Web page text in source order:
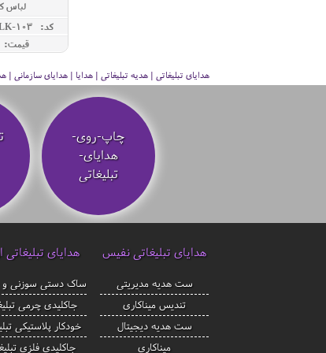
لباس
کد: PLK-103
قیمت:
هدایای تبلیغاتی | هدیه تبلیغاتی | هدایا | هدایای
چاپ-روی-
هدایای-
تبلیغاتی
هدایای تبلیغاتی نفیس
ست هدیه مدیریتی
تندیس میناکاری
ست هدیه دیجیتال
میناکاری
هدایای تبلیغاتی
ساک دستی سوزنی و
جاکلیدی چرمی
خودکار پلاستیکی
جاکلیدی فلزی